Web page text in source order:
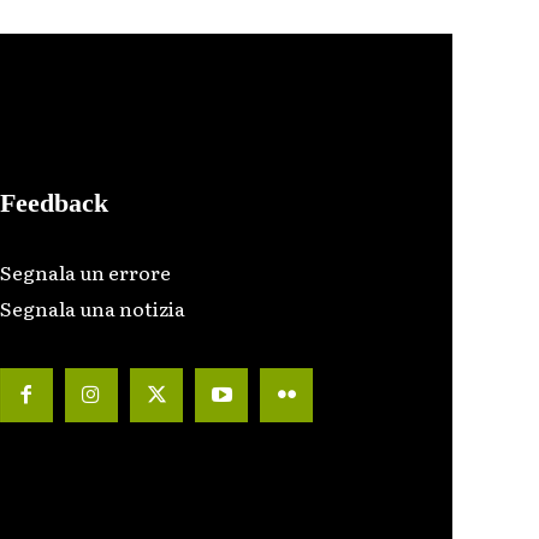
Feedback
Segnala un errore
Segnala una notizia